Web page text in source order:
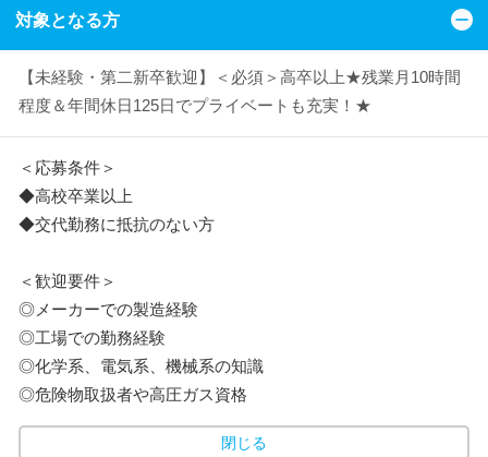
対象となる方
【未経験・第二新卒歓迎】＜必須＞高卒以上★残業月10時間
程度＆年間休日125日でプライベートも充実！★
＜応募条件＞
◆高校卒業以上
◆交代勤務に抵抗のない方
＜歓迎要件＞
◎メーカーでの製造経験
◎工場での勤務経験
◎化学系、電気系、機械系の知識
◎危険物取扱者や高圧ガス資格
閉じる